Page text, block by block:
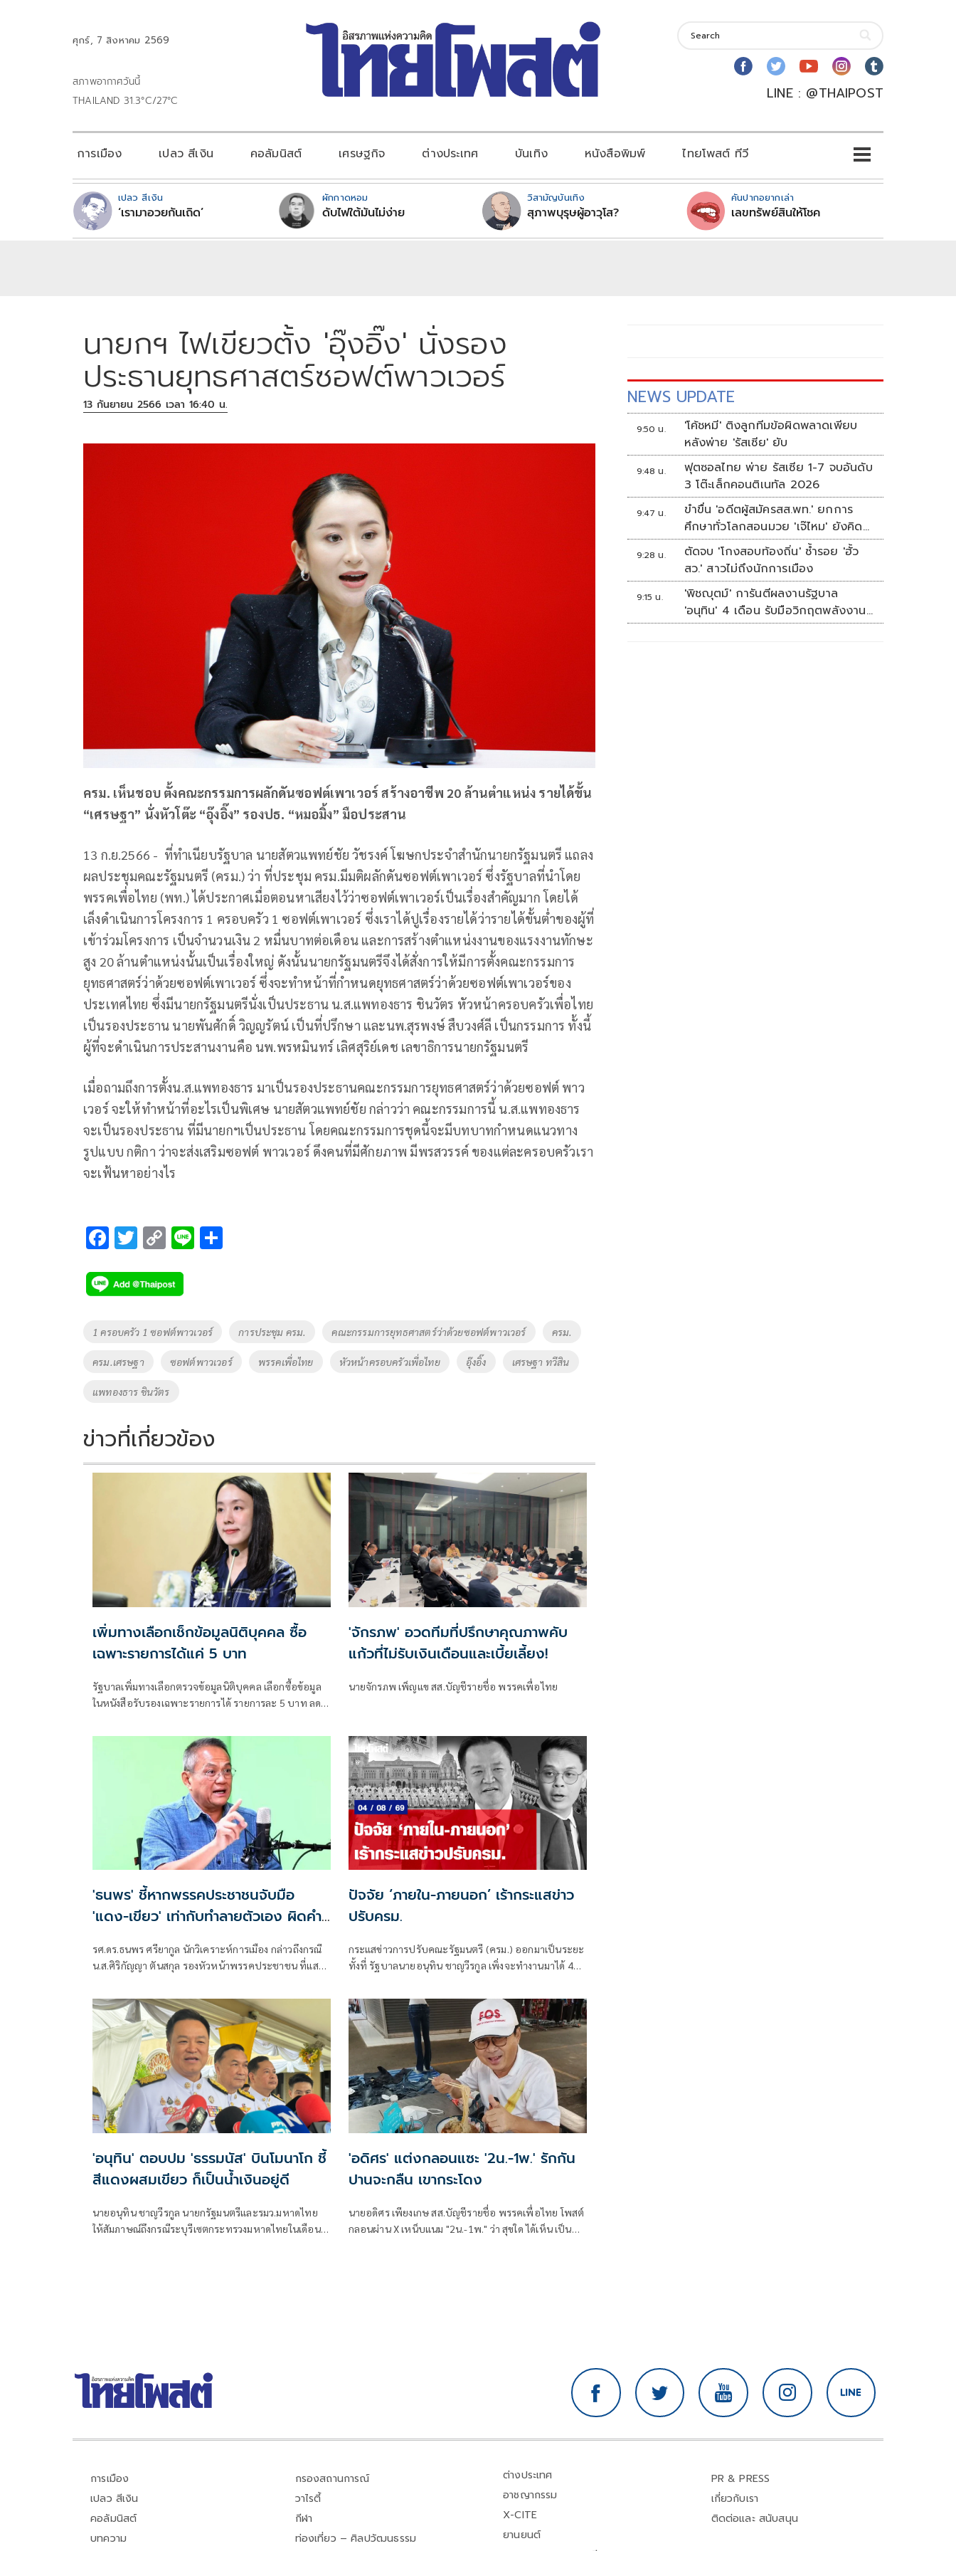
ศุกร์, 7 สิงหาคม 2569
สภาพอากาศวันนี้
THAILAND 31.3°C/27°C
LINE : @THAIPOST
การเมือง เปลว สีเงิน คอลัมนิสต์ เศรษฐกิจ ต่างประเทศ บันเทิง หนังสือพิมพ์ ไทยโพสต์ ทีวี
เปลว สีเงิน
‘เรามาอวยกันเถิด’
ผักกาดหอม
ดับไฟใต้มันไม่ง่าย
วิสามัญบันเทิง
สุภาพบุรุษผู้อาวุโส?
คันปากอยากเล่า
เลขทรัพย์สินให้โชค
นายกฯ ไฟเขียวตั้ง 'อุ๊งอิ๊ง' นั่งรอง
ประธานยุทธศาสตร์ซอฟต์พาวเวอร์
13 กันยายน 2566 เวลา 16:40 น.
ครม. เห็นชอบ ตั้งคณะกรรมการผลักดันซอฟต์เพาเวอร์ สร้างอาชีพ 20 ล้านตําแหน่ง รายได้ขั้น
“เศรษฐา” นั่งหัวโต๊ะ “อุ๊งอิ๊ง” รองปธ. “หมอมิ้ง” มือประสาน
13 ก.ย.2566 - ที่ทำเนียบรัฐบาล นายสัตวแพทย์ชัย วัชรงค์ โฆษกประจำสำนักนายกรัฐมนตรี แถลง
ผลประชุมคณะรัฐมนตรี (ครม.) ว่า ที่ประชุม ครม.มีมติผลักดันซอฟต์เพาเวอร์ ซึ่งรัฐบาลที่นำโดย
พรรคเพื่อไทย (พท.) ได้ประกาศเมื่อตอนหาเสียงไว้ว่าซอฟต์เพาเวอร์เป็นเรื่องสำคัญมาก โดยได้
เล็งดำเนินการโครงการ 1 ครอบครัว 1 ซอฟต์เพาเวอร์ ซึ่งเราได้ปูเรื่องรายได้ว่ารายได้ขั้นต่ำของผู้ที่
เข้าร่วมโครงการ เป็นจำนวนเงิน 2 หมื่นบาทต่อเดือน และการสร้างตำแหน่งงานของแรงงานทักษะ
สูง 20 ล้านตำแหน่งนั้นเป็นเรื่องใหญ่ ดังนั้นนายกรัฐมนตรีจึงได้สั่งการให้มีการตั้งคณะกรรมการ
ยุทธศาสตร์ว่าด้วยซอฟต์เพาเวอร์ ซึ่งจะทำหน้าที่กำหนดยุทธศาสตร์ว่าด้วยซอฟต์เพาเวอร์ของ
ประเทศไทย ซึ่งมีนายกรัฐมนตรีนั่งเป็นประธาน น.ส.แพทองธาร ชินวัตร หัวหน้าครอบครัวเพื่อไทย
เป็นรองประธาน นายพันศักดิ์ วิญญรัตน์ เป็นที่ปรึกษา และนพ.สุรพงษ์ สืบวงศ์ลี เป็นกรรมการ ทั้งนี้
ผู้ที่จะดำเนินการประสานงานคือ นพ.พรหมินทร์ เลิศสุริย์เดช เลขาธิการนายกรัฐมนตรี
เมื่อถามถึงการตั้งน.ส.แพทองธาร มาเป็นรองประธานคณะกรรมการยุทธศาสตร์ว่าด้วยซอฟต์ พาว
เวอร์ จะให้ทำหน้าที่อะไรเป็นพิเศษ นายสัตวแพทย์ชัย กล่าวว่า คณะกรรมการนี้ น.ส.แพทองธาร
จะเป็นรองประธาน ที่มีนายกฯเป็นประธาน โดยคณะกรรมการชุดนี้จะมีบทบาทกำหนดแนวทาง
รูปแบบ กติกา ว่าจะส่งเสริมซอฟต์ พาวเวอร์ ดึงคนที่มีศักยภาพ มีพรสวรรค์ ของแต่ละครอบครัวเรา
จะเฟ้นหาอย่างไร
F
e
b
o
o
k
T
tt
er
C
p
y
Li
n
k
Li
Tags
1 ครอบครัว 1 ซอฟต์พาวเวอร์ การประชุม ครม. คณะกรรมการยุทธศาสตร์ว่าด้วยซอฟต์พาวเวอร์ ครม.
ครม.เศรษฐา ซอฟต์พาวเวอร์ พรรคเพื่อไทย หัวหน้าครอบครัวเพื่อไทย อุ๊งอิ๊ง เศรษฐา ทวีสิน
แพทองธาร ชินวัตร
ข่าวที่เกี่ยวข้อง
เพิ่มทางเลือกเช็กข้อมูลนิติบุคคล ซื้อ
เฉพาะรายการได้แค่ 5 บาท
รัฐบาลเพิ่มทางเลือกตรวจข้อมูลนิติบุคคล เลือกซื้อข้อมูล
ในหนังสือรับรองเฉพาะรายการได้ รายการละ 5 บาท ลด
'จักรภพ' อวดทีมที่ปรึกษาคุณภาพคับ
แก้วที่ไม่รับเงินเดือนและเบี้ยเลี้ยง!
นายจักรภพ เพ็ญแข สส.บัญชีรายชื่อ พรรคเพื่อไทย
'ธนพร' ชี้หากพรรคประชาชนจับมือ
'แดง-เขียว' เท่ากับทำลายตัวเอง ผิดคำ
รศ.ดร.ธนพร ศรียากูล นักวิเคราะห์การเมือง กล่าวถึงกรณี
น.ส.ศิริกัญญา ตันสกุล รองหัวหน้าพรรคประชาชน ที่แสดง
ไทยกับพรรคภูมิใจไทย ก็จำเป็นต้องพูดคุยกับพรรค
ประชาชนด้วยว่า
ปัจจัย ‘ภายใน-ภายนอก’ เร้ากระแสข่าว
ปรับครม.
กระแสข่าวการปรับคณะรัฐมนตรี (ครม.) ออกมาเป็นระยะ
ทั้งที่ รัฐบาลนายอนุทิน ชาญวีรกูล เพิ่งจะทำงานมาได้ 4
รัฐบาลในอดีต ที่อย่างเร็วที่สุดจะปรับกันทุก 6 เดือน หรือ
ครึ่งปี
'อนุทิน' ตอบปม 'ธรรมนัส' บินโมนาโก ชี้
สีแดงผสมเขียว ก็เป็นน้ำเงินอยู่ดี
นายอนุทิน ชาญวีรกูล นายกรัฐมนตรีและรมว.มหาดไทย
ให้สัมภาษณ์ถึงกรณีระบุรีเซตกระทรวงมหาดไทยในเดือน
'อดิศร' แต่งกลอนแซะ '2น.-1พ.' รักกัน
ปานจะกลืน เขากระโดง
นายอดิศร เพียงเกษ สส.บัญชีรายชื่อ พรรคเพื่อไทย โพสต์
กลอนผ่าน X เหน็บแนม "2น.-1พ." ว่า สุขใด ได้เห็น เป็น
NEWS UPDATE
9:50 น.
'โค้ชหมี' ติงลูกทีมข้อผิดพลาดเพียบ
หลังพ่าย 'รัสเซีย' ยับ
9:48 น.
ฟุตซอลไทย พ่าย รัสเซีย 1-7 จบอันดับ
3 โต๊ะเล็กคอนติเนทัล 2026
9:47 น.
ขำขื่น 'อดีตผู้สมัครสส.พท.' ยกการ
ศึกษาทั่วโลกสอนมวย 'เจ๊ไหม' ยังคิด
แบบระบบราชการเดิม
9:28 น.
ตัดจบ 'โกงสอบท้องถิ่น' ซ้ำรอย 'ฮั้ว
สว.' สาวไม่ถึงนักการเมือง
9:15 น.
'พิชญุตม์' การันตีผลงานรัฐบาล
'อนุทิน' 4 เดือน รับมือวิกฤตพลังงาน
ดันราคาข้าว-ยาง-ปาล์ม พุ่งต่อเนื่อง
การเมือง
เปลว สีเงิน
คอลัมนิสต์
บทความ
กรองสถานการณ์
วาไรตี้
กีฬา
ท่องเที่ยว – ศิลปวัฒนธรรม
ต่างประเทศ
อาชญากรรม
X-CITE
ยานยนต์
PR & PRESS
เกี่ยวกับเรา
ติดต่อและ สนับสนุน